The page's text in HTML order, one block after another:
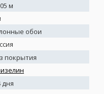
м
обои
покрытия
дня